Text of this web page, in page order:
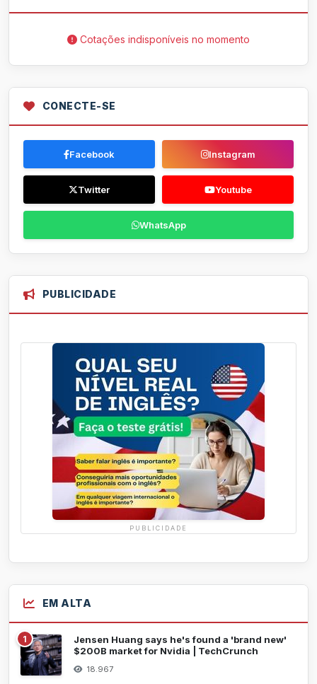
Cotações indisponíveis no momento
CONECTE-SE
Facebook Instagram
Twitter Youtube
WhatsApp
PUBLICIDADE
PUBLICIDADE
EM ALTA
1
Jensen Huang says he's found a 'brand new'
$200B market for Nvidia | TechCrunch
18.967